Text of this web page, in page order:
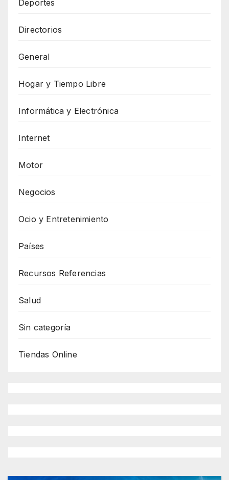
Deportes
Directorios
General
Hogar y Tiempo Libre
Informática y Electrónica
Internet
Motor
Negocios
Ocio y Entretenimiento
Países
Recursos Referencias
Salud
Sin categoría
Tiendas Online